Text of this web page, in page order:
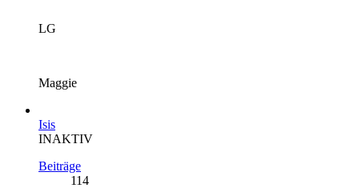
LG
Maggie
Isis
INAKTIV
Beiträge
114